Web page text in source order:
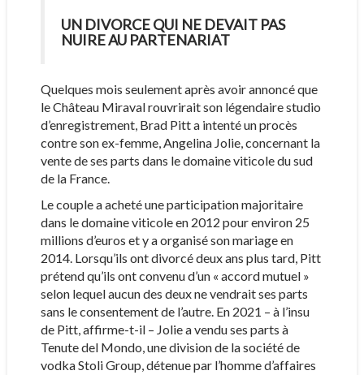
UN DIVORCE QUI NE DEVAIT PAS
NUIRE AU PARTENARIAT
Quelques mois seulement après avoir annoncé que
le Château Miraval rouvrirait son légendaire studio
d’enregistrement, Brad Pitt a intenté un procès
contre son ex-femme, Angelina Jolie, concernant la
vente de ses parts dans le domaine viticole du sud
de la France.
Le couple a acheté une participation majoritaire
dans le domaine viticole en 2012 pour environ 25
millions d’euros et y a organisé son mariage en
2014. Lorsqu’ils ont divorcé deux ans plus tard, Pitt
prétend qu’ils ont convenu d’un « accord mutuel »
selon lequel aucun des deux ne vendrait ses parts
sans le consentement de l’autre. En 2021 – à l’insu
de Pitt, affirme-t-il – Jolie a vendu ses parts à
Tenute del Mondo, une division de la société de
vodka Stoli Group, détenue par l’homme d’affaires